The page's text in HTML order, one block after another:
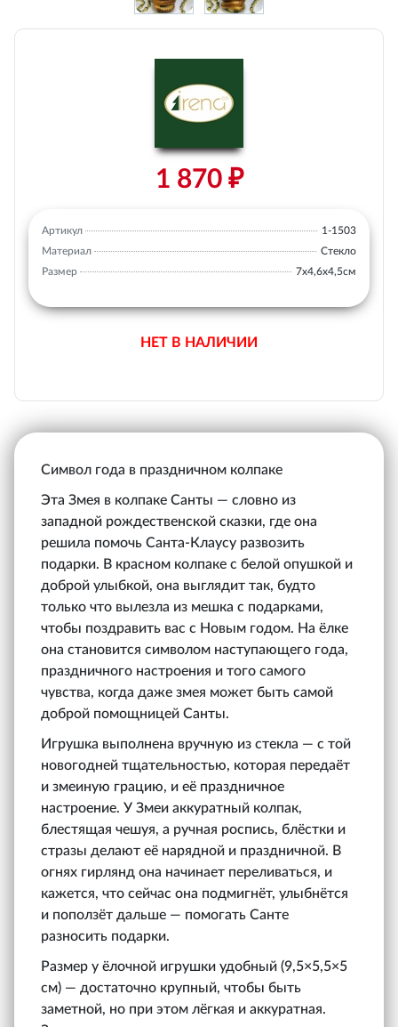
1 870 ₽
Артикул
1-1503
Материал
Стекло
Размер
7х4,6х4,5см
НЕТ В НАЛИЧИИ
Символ года в праздничном колпаке
Эта Змея в колпаке Санты — словно из
западной рождественской сказки, где она
решила помочь Санта-Клаусу развозить
подарки. В красном колпаке с белой опушкой и
доброй улыбкой, она выглядит так, будто
только что вылезла из мешка с подарками,
чтобы поздравить вас с Новым годом. На ёлке
она становится символом наступающего года,
праздничного настроения и того самого
чувства, когда даже змея может быть самой
доброй помощницей Санты.
Игрушка выполнена вручную из стекла — с той
новогодней тщательностью, которая передаёт
и змеиную грацию, и её праздничное
настроение. У Змеи аккуратный колпак,
блестящая чешуя, а ручная роспись, блёстки и
стразы делают её нарядной и праздничной. В
огнях гирлянд она начинает переливаться, и
кажется, что сейчас она подмигнёт, улыбнётся
и поползёт дальше — помогать Санте
разносить подарки.
Размер у ёлочной игрушки удобный (9,5×5,5×5
см) — достаточно крупный, чтобы быть
заметной, но при этом лёгкая и аккуратная.